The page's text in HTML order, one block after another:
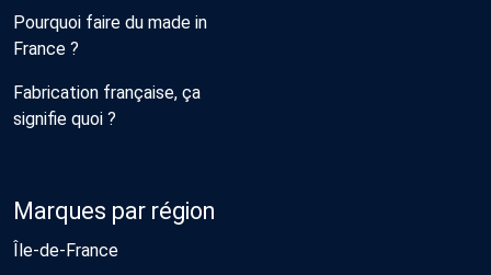
Pourquoi faire du made in
France ?
Fabrication française, ça
signifie quoi ?
Marques par région
Île-de-France